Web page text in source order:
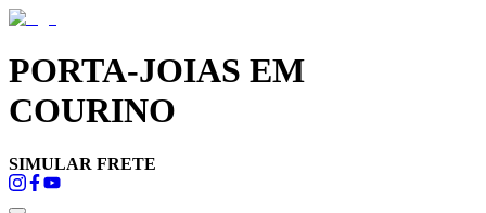
PORTA-JOIAS EM
COURINO
SIMULAR FRETE